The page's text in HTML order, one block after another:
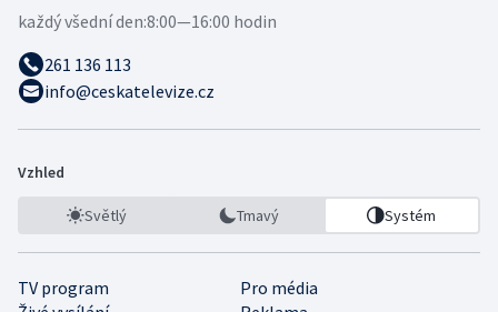
každý všední den:8:00—16:00 hodin
261 136 113
info@ceskatelevize.cz
Vzhled
Světlý Tmavý Systém
TV program
Pro média